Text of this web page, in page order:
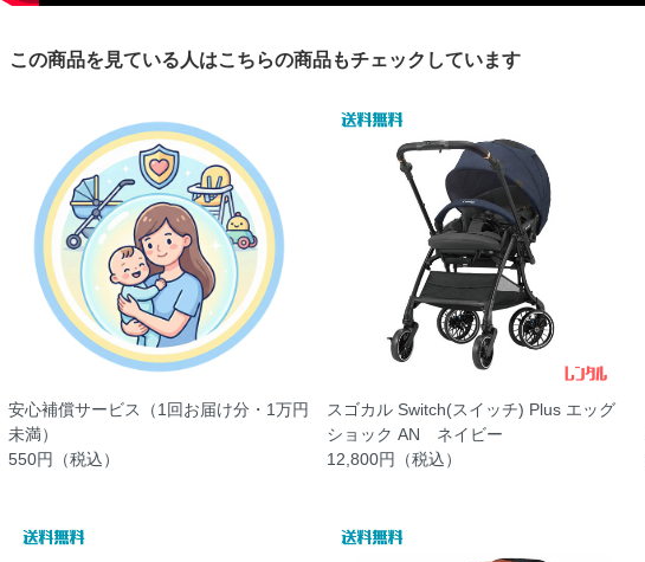
この商品を見ている人はこちらの商品もチェックしています
安心補償サービス（1回お届け分・1万円
未満）
550円（税込）
スゴカル Switch(スイッチ) Plus エッグ
ショック AN ネイビー
12,800円（税込）